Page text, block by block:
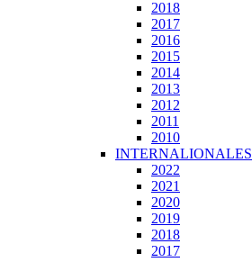
2018
2017
2016
2015
2014
2013
2012
2011
2010
INTERNALIONALES
2022
2021
2020
2019
2018
2017